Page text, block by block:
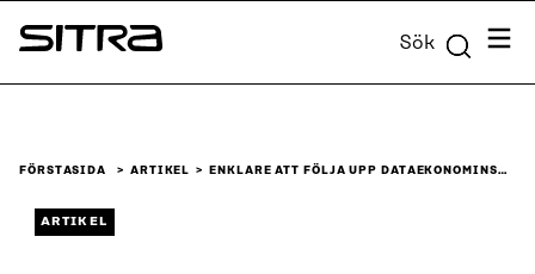
Skip to
content
Sitra Sök Meny
FÖRSTASIDA ARTIKEL ENKLARE ATT FÖLJA UPP DATAEKONOMINS…
ARTIKEL